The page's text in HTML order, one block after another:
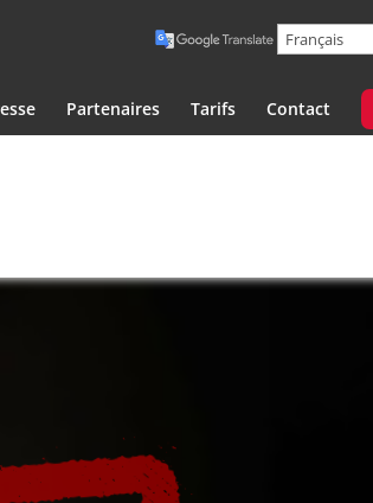
Partenaires Tarifs Contact